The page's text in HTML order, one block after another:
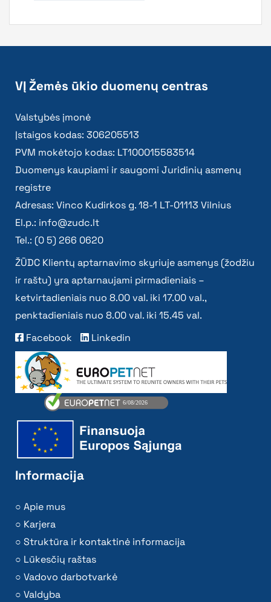
VĮ Žemės ūkio duomenų centras
Valstybės įmonė
Įstaigos kodas: 306205513
PVM mokėtojo kodas: LT100015583514
Duomenys kaupiami ir saugomi Juridinių asmenų
registre
Adresas: Vinco Kudirkos g. 18-1 LT-01113 Vilnius
El.p.: info@zudc.lt
Tel.: (0 5) 266 0620
ŽŪDC Klientų aptarnavimo skyriuje asmenys (žodžiu
ir raštu) yra aptarnaujami pirmadieniais –
ketvirtadieniais nuo 8.00 val. iki 17.00 val.,
penktadieniais nuo 8.00 val. iki 15.45 val.
Facebook
Linkedin
Informacija
Apie mus
Karjera
Struktūra ir kontaktinė informacija
Lūkesčių raštas
Vadovo darbotvarkė
Valdyba